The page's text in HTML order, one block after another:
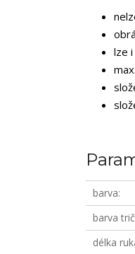
lze
barva
barva
délka